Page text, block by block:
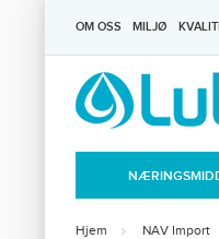
OM OSS MILJØ
Hjem NAV Import